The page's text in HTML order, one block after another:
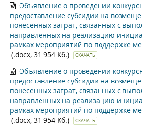
Объявление о проведении
предоставление субсидии на
понесенных затрат, связанных с
направленных на реализацию
рамках мероприятий по поддержке
(.docx, 31 954 Кб.)
СКАЧАТЬ
Объявление о проведении
предоставление субсидии на
понесенных затрат, связанных с
направленных на реализацию
рамках мероприятий по поддержке
(.docx, 31 954 Кб.)
СКАЧАТЬ